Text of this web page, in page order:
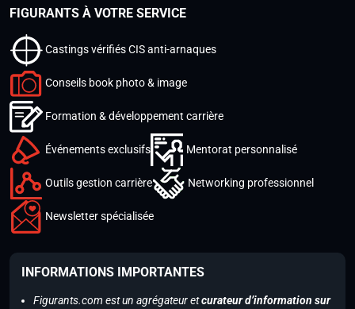
FIGURANTS À VOTRE SERVICE
Castings vérifiés CIS anti-arnaques
Conseils book photo & image
Formation & développement carrière
Événements exclusifs Mentorat personnalisé
Outils gestion carrière Networking professionnel
Newsletter spécialisée
INFORMATIONS IMPORTANTES
Figurants.com est un agrégateur etcurateur d’information sur